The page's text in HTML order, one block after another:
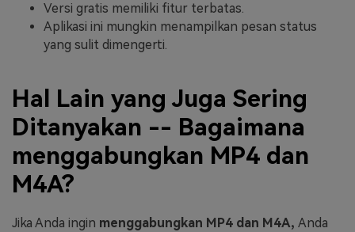
Versi gratis memiliki fitur terbatas.
Aplikasi ini mungkin menampilkan pesan status
yang sulit dimengerti.
Hal Lain yang Juga Sering
Ditanyakan -- Bagaimana
menggabungkan MP4 dan
M4A?
Jika Anda ingin menggabungkan MP4 dan M4A, Anda